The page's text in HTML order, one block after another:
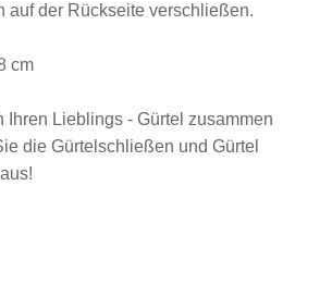
auf der Rückseite verschließen.
cm
Ihren Lieblings - Gürtel zusammen
die Gürtelschließen und Gürtel